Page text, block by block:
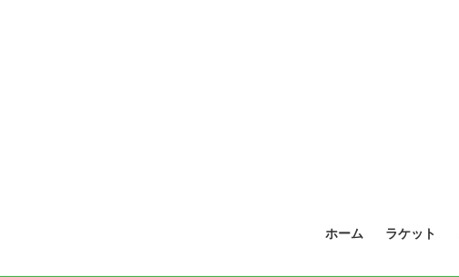
ホーム ラケット